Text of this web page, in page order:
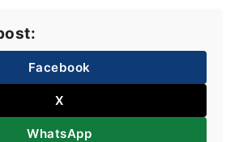
Facebook
X
WhatsApp